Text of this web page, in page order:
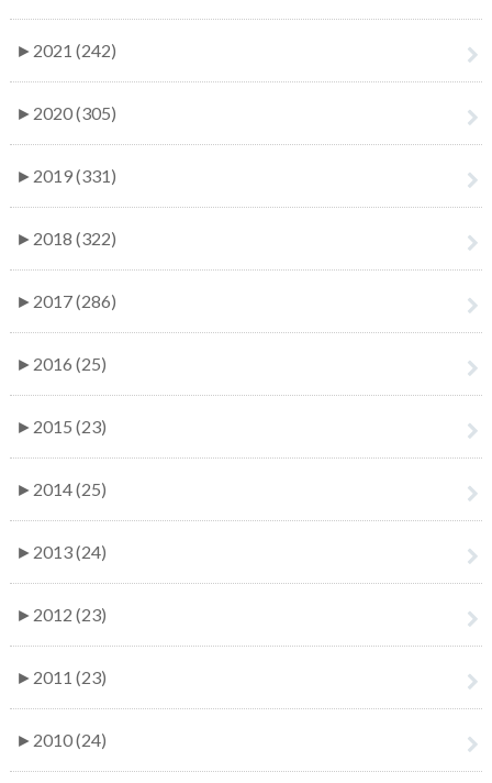
► 2021 (242)
► 2020 (305)
► 2019 (331)
► 2018 (322)
► 2017 (286)
► 2016 (25)
► 2015 (23)
► 2014 (25)
► 2013 (24)
► 2012 (23)
► 2011 (23)
► 2010 (24)